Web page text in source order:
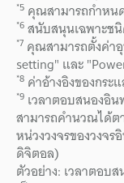
*5 คุณสามารถกำหน
*6สนับสนุนเฉพาะช
*7 คุณสามารถตั้งค่า
setting" และ
*8 ค่าอ้างอิงของกร
*9 เวลาตอบสนองอิ
สามารถคำนวณได้ต
หน่วงวงจรของวงจ
ดิจิตอล)
ตัวอย่าง: เวลาตอบ